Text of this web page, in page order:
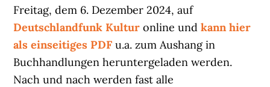
Freitag, dem 6. Dezember 2024, auf
Deutschlandfunk Kultur online undkann hier
als einseitiges PDFu.a. zum Aushang in
Buchhandlungen heruntergeladen werden.
Nach und nach werden fast alle